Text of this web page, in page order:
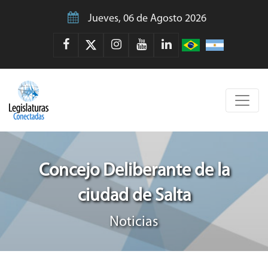
Jueves, 06 de Agosto 2026
Concejo Deliberante de la
ciudad de Salta
Noticias